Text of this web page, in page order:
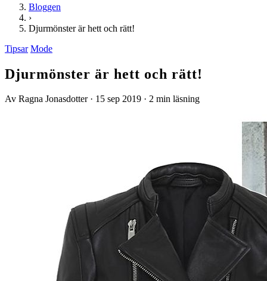
Bloggen
›
Djurmönster är hett och rätt!
Tipsar Mode
Djurmönster är hett och rätt!
Av Ragna Jonasdotter · 15 sep 2019 · 2 min läsning